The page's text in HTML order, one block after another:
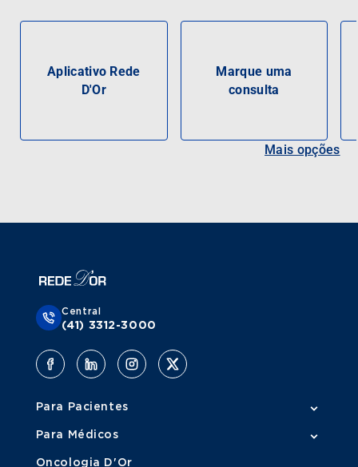
Aplicativo Rede
D'Or
Marque uma
consulta
Mais opções
Central
(41) 3312-3000
Para Pacientes
Para Médicos
Oncologia D'Or